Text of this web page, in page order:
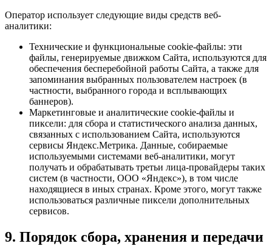
Оператор использует следующие виды средств веб-
аналитики:
Технические и функциональные cookie-файлы: эти
файлы, генерируемые движком Сайта, используются для
обеспечения бесперебойной работы Сайта, а также для
запоминания выбранных пользователем настроек (в
частности, выбранного города и всплывающих
баннеров).
Маркетинговые и аналитические cookie-файлы и
пиксели: для сбора и статистического анализа данных,
связанных с использованием Сайта, используются
сервисы Яндекс.Метрика. Данные, собираемые
используемыми системами веб-аналитики, могут
получать и обрабатывать третьи лица-провайдеры таких
систем (в частности, ООО «Яндекс»), в том числе
находящиеся в иных странах. Кроме этого, могут также
использоваться различные пиксели дополнительных
сервисов.
9. Порядок сбора, хранения и передачи